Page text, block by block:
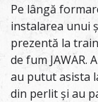
Pe lângă
instalarea unui
prezentă la
de fum
au putut asista
din perlit și au